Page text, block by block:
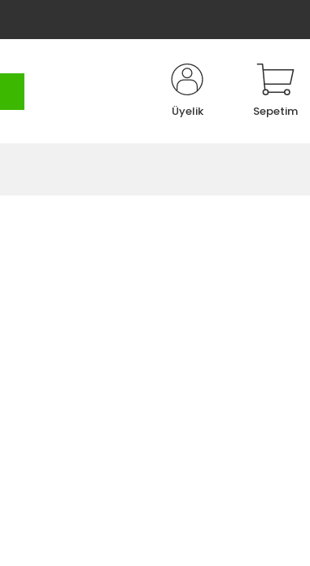
Üyelik Sepetim